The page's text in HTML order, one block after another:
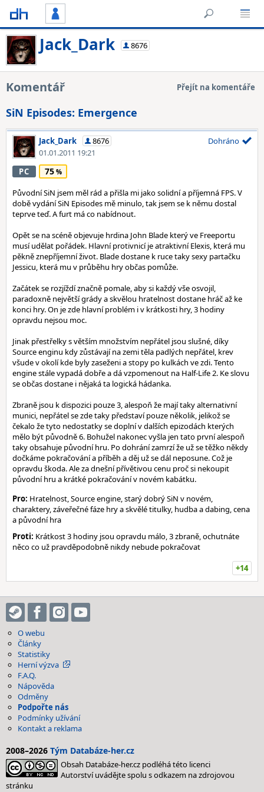
Jack_Dark 8676
Komentář Přejít na komentáře
SiN Episodes: Emergence
Jack_Dark
8676
01.01.2011 19:21
Dohráno
PC 75
Původní SiN jsem měl rád a přišla mi jako solidní a příjemná FPS. V
době vydání SiN Episodes mě minulo, tak jsem se k němu dostal
teprve teď. A furt má co nabídnout.
Opět se na scéně objevuje hrdina John Blade který ve Freeportu
musí udělat pořádek. Hlavní protivnicí je atraktivní Elexis, která mu
pěkně znepříjemní život. Blade dostane k ruce taky sexy partačku
Jessicu, která mu v průběhu hry občas pomůže.
Začátek se rozjíždí značně pomale, aby si každý vše osvojil,
paradoxně největší grády a skvělou hratelnost dostane hráč až ke
konci hry. On je zde hlavní problém i v krátkosti hry, 3 hodiny
opravdu nejsou moc.
Jinak přestřelky s větším množstvím nepřátel jsou slušné, díky
Source enginu kdy zůstávají na zemi těla padlých nepřátel, krev
všude v okolí kde byly zaseženi a stopy po kulkách ve zdi. Tento
engine stále vypadá dobře a dá vzpomenout na Half-Life 2. Ke slovu
se občas dostane i nějaká ta logická hádanka.
Zbraně jsou k dispozici pouze 3, alespoň že mají taky alternativní
munici, nepřátel se zde taky představí pouze několik, jelikož se
čekalo že tyto nedostatky se doplní v dalších epizodách kterých
mělo být původně 6. Bohužel nakonec vyšla jen tato první alespoň
taky obsahuje původní hru. Po dohrání zamrzí že už se těžko někdy
dočkáme pokračování a příběh a děj už se dál neposune. Což je
opravdu škoda. Ale za dnešní přívětivou cenu proč si nekoupit
původní hru a krátké pokračování v novém kabátku.
Pro: Hratelnost, Source engine, starý dobrý SiN v novém,
charaktery, záveřečné fáze hry a skvělé titulky, hudba a dabing, cena
a původní hra
Proti: Krátkost 3 hodiny jsou opravdu málo, 3 zbraně, ochutnáte
něco co už pravděpodobně nikdy nebude pokračovat
+14
O webu
Články
Statistiky
Herní výzva
F.A.Q.
Nápověda
Odměny
Podpořte nás
Podmínky užívání
Kontakt a reklama
2008–2026 Tým Databáze-her.cz
Obsah Databáze-her.cz podléhá této licenci
Autorství uvádějte spolu s odkazem na zdrojovou
stránku